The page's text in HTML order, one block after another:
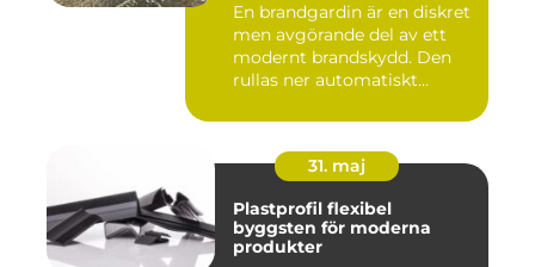
En brandgardin är en diskret
men avgörande del av ett
modernt brandskydd. Den
rullas ner automatiskt...
31. maj
Plastprofil flexibel
byggsten för moderna
produkter